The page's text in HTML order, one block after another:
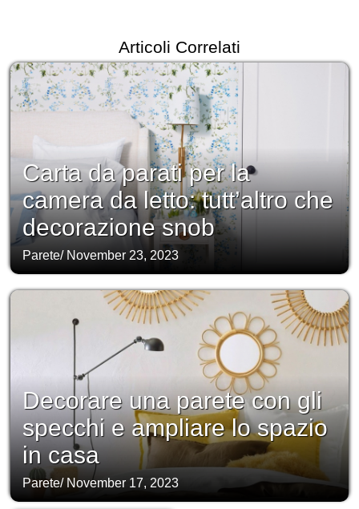
Articoli Correlati
Carta da parati per la
camera da letto: tutt’altro che
decorazione snob
Parete/ November 23, 2023
Decorare una parete con gli
specchi e ampliare lo spazio
in casa
Parete/ November 17, 2023